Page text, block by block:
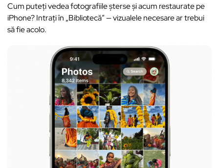
Cum puteți vedea fotografiile șterse și acum restaurate pe
iPhone? Intrați în „Bibliotecă” — vizualele necesare ar trebui
să fie acolo.